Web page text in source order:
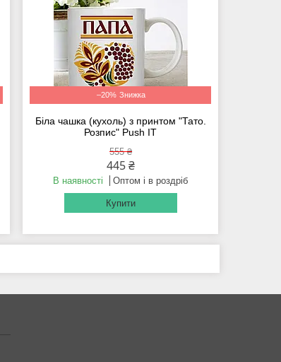
–20%
Біла чашка (кухоль) з принтом "Тато.
Розпис" Push IT
555 ₴
445 ₴
В наявності Оптом і в роздріб
Купити